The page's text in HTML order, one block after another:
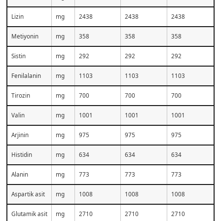
Lizin mg 2438 2438 2438
Metiyonin mg 358 358 358
Sistin mg 292 292 292
Fenilalanin mg 1103 1103 1103
Tirozin mg 700 700 700
Valin mg 1001 1001 1001
Arjinin mg 975 975 975
Histidin mg 634 634 634
Alanin mg 773 773 773
Aspartik asit mg 1008 1008 1008
Glutamik asit mg 2710 2710 2710